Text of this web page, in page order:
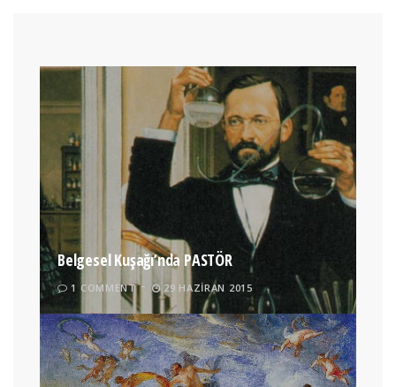
Belgesel Kuşağı’nda PASTÖR
1 COMMENT 29 HAZIRAN 2015